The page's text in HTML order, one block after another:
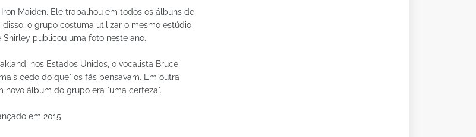
Maiden. Ele trabalhou em todos os álbuns de
o grupo costuma utilizar o mesmo estúdio
Shirley publicou uma foto neste ano.
nos Estados Unidos, o vocalista Bruce
cedo do que" os fãs pensavam. Em outra
novo álbum do grupo era "uma certeza".
em 2015.